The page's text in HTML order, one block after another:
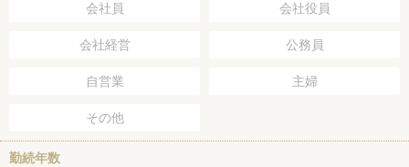
会社員
会社役員
会社経営 公務員
自営業 主婦
その他
勤続年数